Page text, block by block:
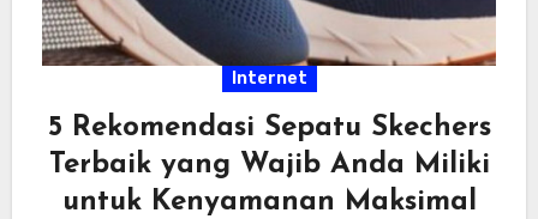
Internet
5 Rekomendasi Sepatu Skechers
Terbaik yang Wajib Anda Miliki
untuk Kenyamanan Maksimal